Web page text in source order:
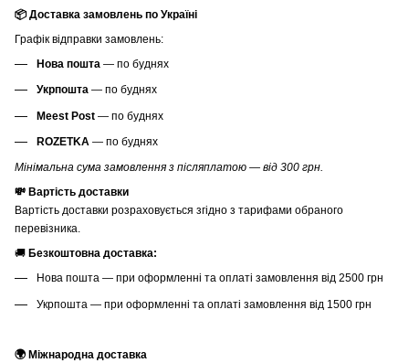
📦 Доставка замовлень по Україні
Графік відправки замовлень:
Нова пошта — по буднях
Укрпошта — по буднях
Meest Post — по буднях
ROZETKA — по буднях
Мінімальна сума замовлення з післяплатою — від 300 грн.
💸 Вартість доставки
Вартість доставки розраховується згідно з тарифами обраного
перевізника.
🚚 Безкоштовна доставка:
Нова пошта — при оформленні та оплаті замовлення від 2500 грн
Укрпошта — при оформленні та оплаті замовлення від 1500 грн
🌍 Міжнародна доставка